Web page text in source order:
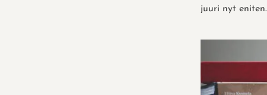
juuri nyt eniten.